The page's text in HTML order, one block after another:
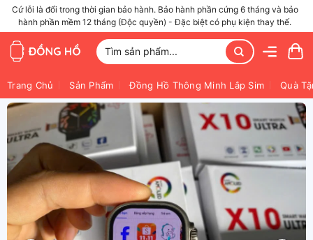
Bỏ
nội
dung
Cứ lỗi là đổi trong thời gian bảo hành. Bảo hành phần cứng 6 tháng và bảo
hành phần mềm 12 tháng (Độc quyền) - Đặc biệt có phụ kiện thay thế.
Tìm
kiếm:
Trang Chủ Sản Phẩm Đồng Hồ Thông Minh Lắp Sim Quà